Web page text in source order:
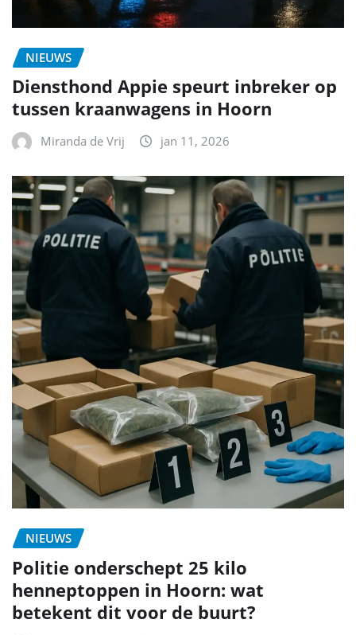
NIEUWS
Diensthond Appie speurt inbreker op
tussen kraanwagens in Hoorn
Miranda de Vrij jan 11, 2026
NIEUWS
Politie onderschept 25 kilo
henneptoppen in Hoorn: wat
betekent dit voor de buurt?